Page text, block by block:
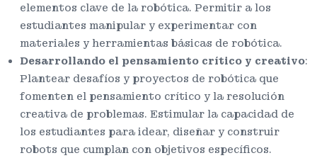
elementos clave de la robótica. Permitir a los
estudiantes manipular y experimentar con
materiales y herramientas básicas de robótica.
Desarrollando el pensamiento crítico y creativo:
Plantear desafíos y proyectos de robótica que
fomenten el pensamiento crítico y la resolución
creativa de problemas. Estimular la capacidad de
los estudiantes para idear, diseñar y construir
robots que cumplan con objetivos específicos.